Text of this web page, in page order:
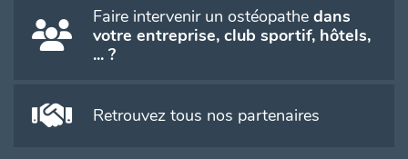
Faire intervenir un ostéopathe dans
votre entreprise, club sportif, hôtels,
... ?
Retrouvez tous nos partenaires